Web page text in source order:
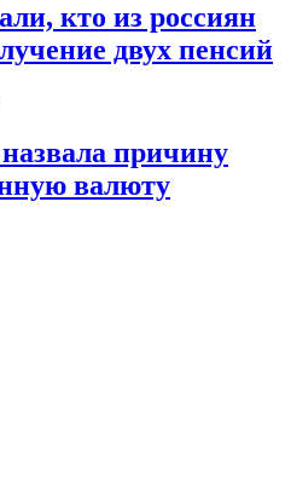
кто из россиян
двух пенсий
причину
валюту